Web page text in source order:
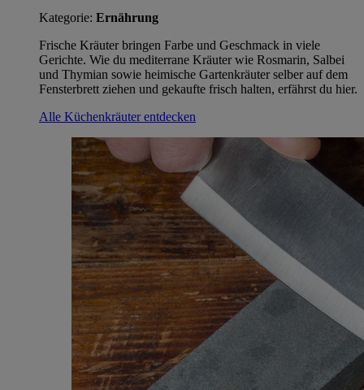
Kategorie: Ernährung
Frische Kräuter bringen Farbe und Geschmack in viele
Gerichte. Wie du mediterrane Kräuter wie Rosmarin, Salbei
und Thymian sowie heimische Gartenkräuter selber auf dem
Fensterbrett ziehen und gekaufte frisch halten, erfährst du hier.
Alle Küchenkräuter entdecken